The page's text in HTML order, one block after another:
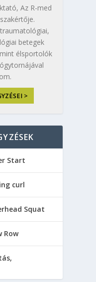
Az R-med
betegek
élsportolók
>
Start
curl
Squat
Row